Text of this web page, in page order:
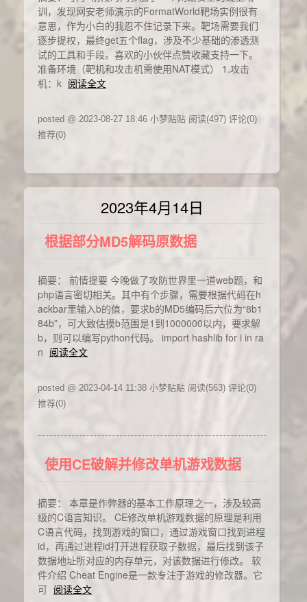
训，发现网安老师演示的FormatWorld靶场实例很有
意思，作为小白的我忍不住记录下来。靶场需要我们
逐步提权，最终get五个flag，涉及不少基础的渗透测
试的工具和手段。喜欢的小伙伴点赞收藏支持一下。
准备环境（靶机和攻击机需使用NAT模式） 1.攻击
机：k 阅读全文
posted @ 2023-08-27 18:46 小梦贴贴 阅读(497) 评论(0)
推荐(0)
2023年4月14日
根据部分MD5解码原数据
摘要： 前情提要 今晚做了攻防世界里一道web题，和
php语言密切相关。其中有个步骤，需要根据代码在h
ackbar里输入b的值，要求b的MD5编码后六位为“8b1
84b”，可大致估摸b范围是1到1000000以内，要求解
b，则可以编写python代码。 import hashlib for i in ra
n 阅读全文
posted @ 2023-04-14 11:38 小梦贴贴 阅读(563) 评论(0)
推荐(0)
使用CE破解并修改单机游戏数据
摘要： 本章是作弊器的基本工作原理之一，涉及较高
级的C语言知识。 CE修改单机游戏数据的原理是利用
C语言代码，找到游戏的窗口，通过游戏窗口找到进程
id，再通过进程id打开进程获取子数据，最后找到该子
数据地址所对应的内存单元，对该数据进行修改。 软
件介绍 Cheat Engine是一款专注于游戏的修改器。它
可 阅读全文